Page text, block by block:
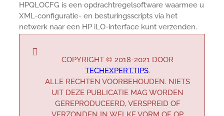
HPQLOCFG is een opdrachtregelsoftware waarmee u
XML-configuratie- en besturingsscripts via het
netwerk naar een HP iLO-interface kunt verzenden.
COPYRIGHT © 2018-2021 DOOR
TECHEXPERT.TIPS.
ALLE RECHTEN VOORBEHOUDEN. NIETS
UIT DEZE PUBLICATIE MAG WORDEN
GEREPRODUCEERD, VERSPREID OF